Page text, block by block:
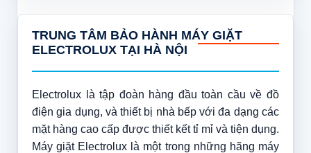
TRUNG TÂM BẢO HÀNH MÁY GIẶT
ELECTROLUX TẠI HÀ NỘI
Electrolux là tập đoàn hàng đầu toàn cầu về đồ
điện gia dụng, và thiết bị nhà bếp với đa dạng các
mặt hàng cao cấp được thiết kết tỉ mỉ và tiện dụng.
Máy giặt Electrolux là một trong những hãng máy